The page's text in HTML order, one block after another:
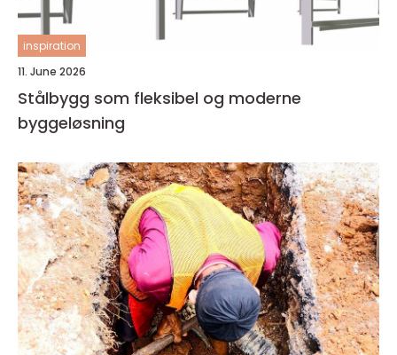
inspiration
11. June 2026
Stålbygg som fleksibel og moderne
byggeløsning